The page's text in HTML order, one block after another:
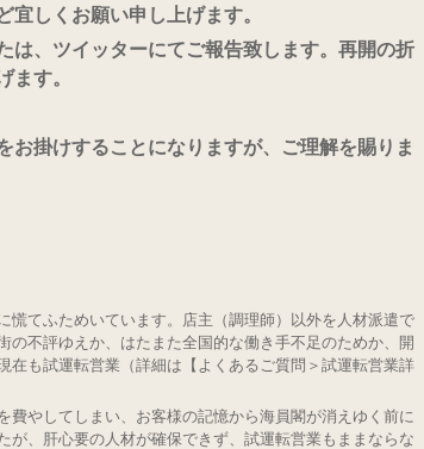
宜しくお願い申し上げます。
は、ツイッターにてご報告致します。再開の折
ます。
お掛けすることになりますが、ご理解を賜りま
慌てふためいています。店主（調理師）以外を人材派遣で
の不評ゆえか、はたまた全国的な働き手不足のためか、開
在も試運転営業（詳細は【よくあるご質問＞試運転営業詳
費やしてしまい、お客様の記憶から海員閣が消えゆく前に
が、肝心要の人材が確保できず、試運転営業もままならな